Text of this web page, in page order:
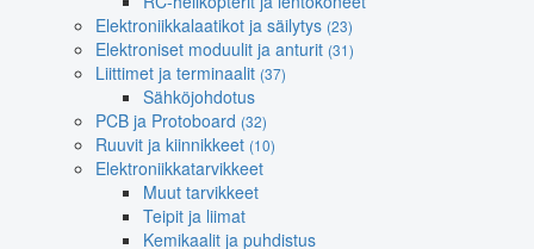
Elektroniikkalaatikot ja säilytys (23)
Elektroniset moduulit ja anturit (31)
Liittimet ja terminaalit (37)
Sähköjohdotus
PCB ja Protoboard (32)
Ruuvit ja kiinnikkeet (10)
Elektroniikkatarvikkeet
Muut tarvikkeet
Teipit ja liimat
Kemikaalit ja puhdistus